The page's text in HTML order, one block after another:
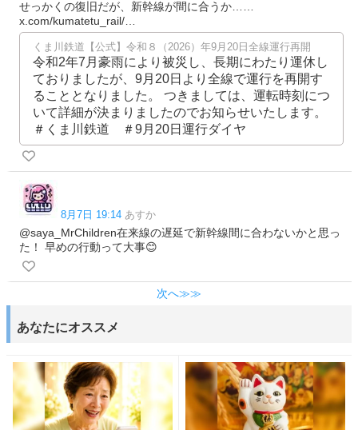
せっかくの復旧だが、新幹線が間に合うか……
x.com/kumatetu_rail/…
くま川鉄道【公式】令和８（2026）年9月20日全線運行再開
令和2年7月豪雨により被災し、長期にわたり運休し
ておりましたが、9月20日より全線で運行を再開す
ることとなりました。 つきましては、運転時刻につ
いて詳細が決まりましたのでお知らせいたします。
＃くま川鉄道 ＃9月20日運行ダイヤ
8月7日 19:14 あすか
@saya_MrChildren在来線の遅延で新幹線間に合わないかと思っ
た！ 早めの行動って大事😊
次へ≫≫
あなたにオススメ